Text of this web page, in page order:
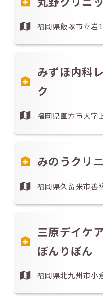
福岡県飯塚市立
みずほ内科
ク
福岡県直方市大字
みのうクリ
福岡県久留米市
三原デイケ
ぼんりぼん
福岡県北九州市